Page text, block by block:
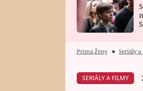
HOROSKOP NA
Prima Ženy ■ Seriály
SERIÁLY A FILMY